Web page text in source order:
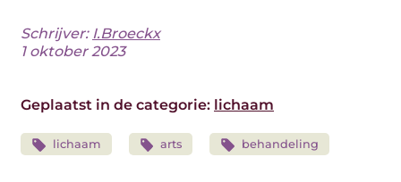
Schrijver: I.Broeckx
1 oktober 2023
Geplaatst in de categorie: lichaam
lichaam arts behandeling